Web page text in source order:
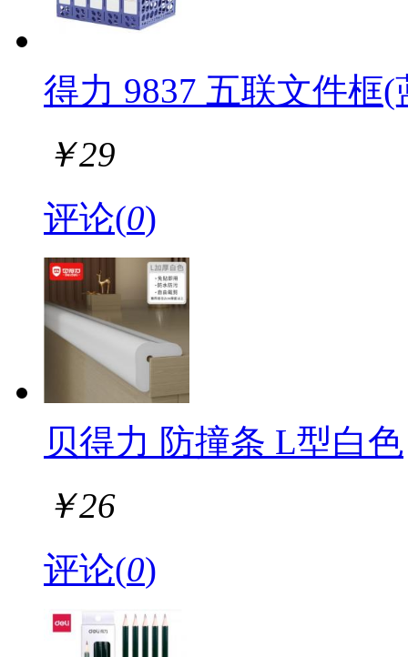
得力 9837 五联文件框(
￥29
评论(0)
贝得力 防撞条 L型白色
￥26
评论(0)